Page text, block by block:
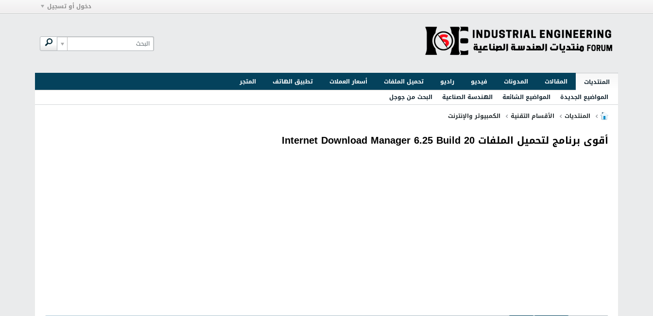
دخول أو تسجيل
المنتديات المقالات المدونات فيديو راديو تحميل الملفات أسعار العملات تطبيق الهاتف
المتجر
المواضيع الجديدة
المواضيع الشائعة الهندسة الصناعية
البحث من جوجل
المنتديات
الأقسام التقنية الكمبيوتر والإنترنت
أقوى برنامج لتحميل الملفات Internet Download Manager 6.25 Build 20